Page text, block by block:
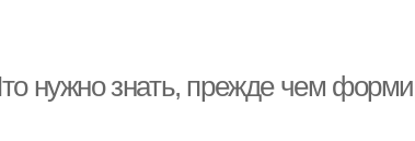
условиях
нужно знать, прежде чем